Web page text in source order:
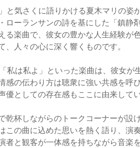
と気さくに語りかける夏木マリの姿
ローランサンの詩を基にした「鎮静
る楽曲で、彼女の豊かな人生経験が
人々の心に深く響くものです。
私は私よ」といった楽曲は、彼女が
感の伝わり方は聴衆に強い共感を呼
としての存在感もここに由来して
乾杯しながらのトークコーナーが設
この曲に込めた思いを熱く語り、演
者と観客が一体感を持ちながら音楽